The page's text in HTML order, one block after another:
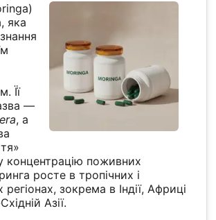
яка
Її
—
, а
концентрацію поживних
росте в тропічних і
регіонах, зокрема в Індії, Африці
Азії.